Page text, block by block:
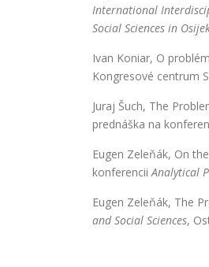
International
Social Sciences in
Ivan Koniar, O
Kongresové centrum
Juraj Šuch, The
prednáška na
Eugen Zeleňák, On
konferenciiAnalytical
Eugen Zeleňák, The
and Social Sciences,